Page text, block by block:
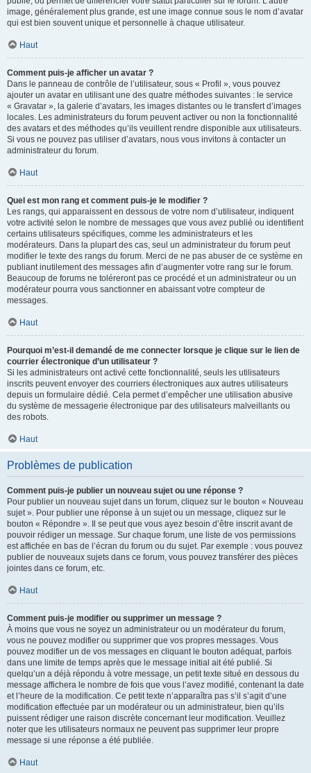
image, généralement plus grande, est une image connue sous le nom d’avatar
qui est bien souvent unique et personnelle à chaque utilisateur.
Haut
Comment puis-je afficher un avatar ?
Dans le panneau de contrôle de l’utilisateur, sous « Profil », vous pouvez
ajouter un avatar en utilisant une des quatre méthodes suivantes : le service
« Gravatar », la galerie d’avatars, les images distantes ou le transfert d’images
locales. Les administrateurs du forum peuvent activer ou non la fonctionnalité
des avatars et des méthodes qu’ils veuillent rendre disponible aux utilisateurs.
Si vous ne pouvez pas utiliser d’avatars, nous vous invitons à contacter un
administrateur du forum.
Haut
Quel est mon rang et comment puis-je le modifier ?
Les rangs, qui apparaissent en dessous de votre nom d’utilisateur, indiquent
votre activité selon le nombre de messages que vous avez publié ou identifient
certains utilisateurs spécifiques, comme les administrateurs et les
modérateurs. Dans la plupart des cas, seul un administrateur du forum peut
modifier le texte des rangs du forum. Merci de ne pas abuser de ce système en
publiant inutilement des messages afin d’augmenter votre rang sur le forum.
Beaucoup de forums ne toléreront pas ce procédé et un administrateur ou un
modérateur pourra vous sanctionner en abaissant votre compteur de
messages.
Haut
Pourquoi m’est-il demandé de me connecter lorsque je clique sur le lien de
courrier électronique d’un utilisateur ?
Si les administrateurs ont activé cette fonctionnalité, seuls les utilisateurs
inscrits peuvent envoyer des courriers électroniques aux autres utilisateurs
depuis un formulaire dédié. Cela permet d’empêcher une utilisation abusive
du système de messagerie électronique par des utilisateurs malveillants ou
des robots.
Haut
Problèmes de publication
Comment puis-je publier un nouveau sujet ou une réponse ?
Pour publier un nouveau sujet dans un forum, cliquez sur le bouton « Nouveau
sujet ». Pour publier une réponse à un sujet ou un message, cliquez sur le
bouton « Répondre ». Il se peut que vous ayez besoin d’être inscrit avant de
pouvoir rédiger un message. Sur chaque forum, une liste de vos permissions
est affichée en bas de l’écran du forum ou du sujet. Par exemple : vous pouvez
publier de nouveaux sujets dans ce forum, vous pouvez transférer des pièces
jointes dans ce forum, etc.
Haut
Comment puis-je modifier ou supprimer un message ?
À moins que vous ne soyez un administrateur ou un modérateur du forum,
vous ne pouvez modifier ou supprimer que vos propres messages. Vous
pouvez modifier un de vos messages en cliquant le bouton adéquat, parfois
dans une limite de temps après que le message initial ait été publié. Si
quelqu’un a déjà répondu à votre message, un petit texte situé en dessous du
message affichera le nombre de fois que vous l’avez modifié, contenant la date
et l’heure de la modification. Ce petit texte n’apparaîtra pas s’il s’agit d’une
modification effectuée par un modérateur ou un administrateur, bien qu’ils
puissent rédiger une raison discrète concernant leur modification. Veuillez
noter que les utilisateurs normaux ne peuvent pas supprimer leur propre
message si une réponse a été publiée.
Haut